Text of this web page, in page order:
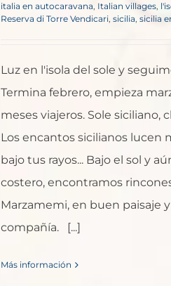
italia en autocaravana, Italian villages,
Reserva di Torre Vendicari, sicilia, sicilia
Luz en l'isola del sole y
Termina febrero, empieza
meses viajeros. Sole siciliano,
Los encantos sicilianos lucen
bajo tus rayos... Bajo el sol y
costero, encontramos
Marzamemi, en buen paisaje
compañía. [...]
Más información